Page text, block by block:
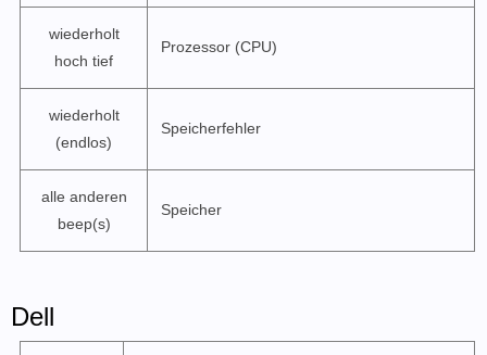
wiederholt
hoch tief
Prozessor (CPU)
wiederholt
(endlos)
Speicherfehler
alle anderen
beep(s)
Speicher
Dell